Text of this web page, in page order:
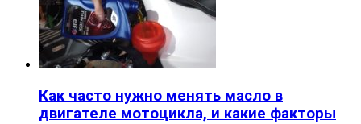
Как часто нужно менять масло в
двигателе мотоцикла, и какие факторы